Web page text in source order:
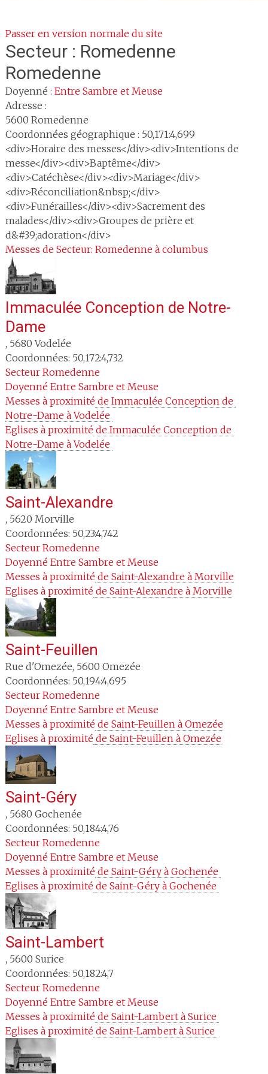
Passer en version normale du site
Secteur : Romedenne
Romedenne
Doyenné : Entre Sambre et Meuse
Adresse :
5600 Romedenne
Coordonnées géographique : 50,171:4,699
<div>Horaire des messes</div><div>Intentions de
messe</div><div>Baptême</div>
<div>Catéchèse</div><div>Mariage</div>
<div>Réconciliation&nbsp;</div>
<div>Funérailles</div><div>Sacrement des
malades</div><div>Groupes de prière et
d&#39;adoration</div>
Messes de Secteur: Romedenne à columbus
Immaculée Conception de Notre-
Dame
, 5680 Vodelée
Coordonnées: 50,172:4,732
Secteur Romedenne
Doyenné Entre Sambre et Meuse
Messes à proximité de Immaculée Conception de
Notre-Dame à Vodelée
Eglises à proximité de Immaculée Conception de
Notre-Dame à Vodelée
Saint-Alexandre
, 5620 Morville
Coordonnées: 50,23:4,742
Secteur Romedenne
Doyenné Entre Sambre et Meuse
Messes à proximité de Saint-Alexandre à Morville
Eglises à proximité de Saint-Alexandre à Morville
Saint-Feuillen
Rue d'Omezée, 5600 Omezée
Coordonnées: 50,194:4,695
Secteur Romedenne
Doyenné Entre Sambre et Meuse
Messes à proximité de Saint-Feuillen à Omezée
Eglises à proximité de Saint-Feuillen à Omezée
Saint-Géry
, 5680 Gochenée
Coordonnées: 50,184:4,76
Secteur Romedenne
Doyenné Entre Sambre et Meuse
Messes à proximité de Saint-Géry à Gochenée
Eglises à proximité de Saint-Géry à Gochenée
Saint-Lambert
, 5600 Surice
Coordonnées: 50,182:4,7
Secteur Romedenne
Doyenné Entre Sambre et Meuse
Messes à proximité de Saint-Lambert à Surice
Eglises à proximité de Saint-Lambert à Surice